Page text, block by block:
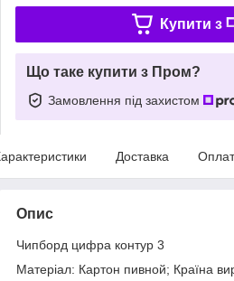
Купити з
Що таке купити з Пром?
Замовлення під захистом
Доставка
Опис
Чипборд цифра контур 3
Матеріал: Картон пивной; Країна